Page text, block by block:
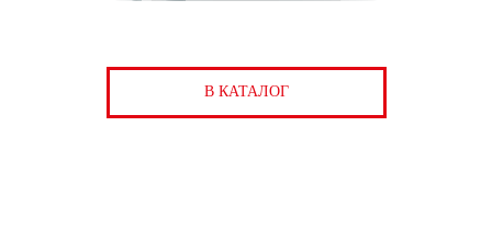
В КАТАЛОГ